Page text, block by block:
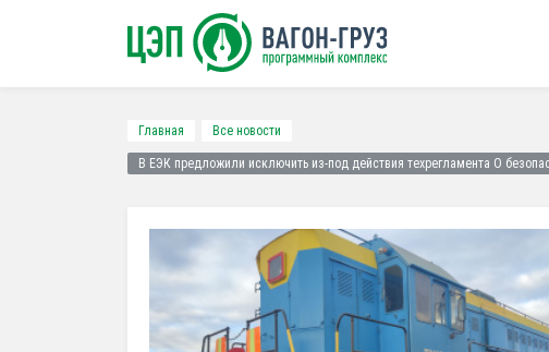
Главная Все новости
В ЕЭК предложили исключить из-под действия техрегламента О